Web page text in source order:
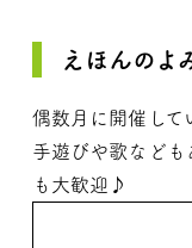
えほんのよ
偶数月に開催して
手遊びや歌なども
も大歓迎♪